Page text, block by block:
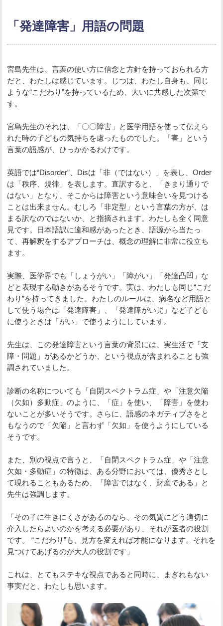
「発達障害」用語の問題
宮島先生は、言葉の使い方に信念と方針を持っておられる方
だと、わたしは感じています。じつは、わたし自身も、同じ
ような“こだわり”を持っているため、大いに共感した次第で
す。
宮島先生のそれは、「〇〇障害」と医学用語を使って伝えら
れた時の子どもの気持ちを慮ったものでした。「害」という
言葉の語感が、ひっかかるわけです。
英語では“Disorder”、Disは「非（ではない）」を表し、Order
は「秩序、規律」を表します。直訳すると、「きまり通りで
はない」となり、そこからは障害という意味合いを見つける
ことは出来ません。むしろ「非定型」という言葉の方が、は
まる訳なのではないか、と指摘されます。わたしも全く同意
見です。日本語訳に違和感があったとき、語源から当たっ
て、再解釈をするアプローチは、概念の理解に非常に役立ち
ます。
実際、医学界でも「しょうがい」「障がい」「発達凸凹」な
どと表現する動きがあるそうです。実は、わたしも同じ“こだ
わり”を持ってきました。わたしのルールは、病名など用語と
して使う場合は「発達障害」、「発達障がい児」など子ども
に使うときは「がい」で使うようにしています。
先生は、この発達障害という言葉の背景には、実生活で「支
障・問題」があるかどうか、という視点が含まれることも強
調されていました。
診断の名称についても「自閉スペクトラム症」や「注意欠陥
（欠如）多動症」のように、「症」を使い、「障害」を使わ
ないことが多いそうです。さらに、語感のネガティブさをと
もなうので「欠陥」と言わず「欠如」を使うようにしている
そうです。
また、別の視点で言うと、「自閉スペクトラム症」や「注意
欠如・多動症」の特徴は、ある分野においては、優秀さとし
て現れることもあるため、「障害ではなく、財産である」と
先生は強調します。
「その子に生きにくさがあるのなら、その気質にどう適切に
介入したらよいのかを考える必要があり、それが医者の役割
です。 “こだわり”も、見方を変えれば才能になります。それを
見つけてあげるのが大人の役割です」
これは、とてもステキな視点であると同時に、まぎれもない
事実だと、わたしも思います。